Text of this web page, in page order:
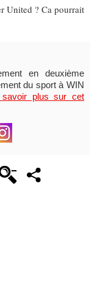
United ? Ca pourrait
en deuxième
du sport à WIN
savoir plus sur cet